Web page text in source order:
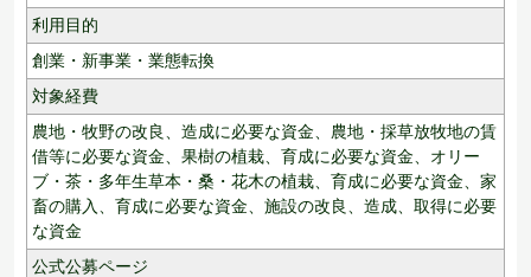
利用目的
創業・新事業・業態転換
対象経費
農地・牧野の改良、造成に必要な資金、農地・採草放牧地の賃
借等に必要な資金、果樹の植栽、育成に必要な資金、オリー
ブ・茶・多年生草本・桑・花木の植栽、育成に必要な資金、家
畜の購入、育成に必要な資金、施設の改良、造成、取得に必要
な資金
公式公募ページ